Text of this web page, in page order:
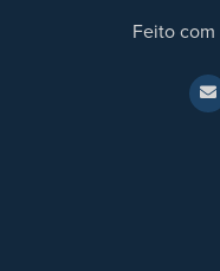
Feito com